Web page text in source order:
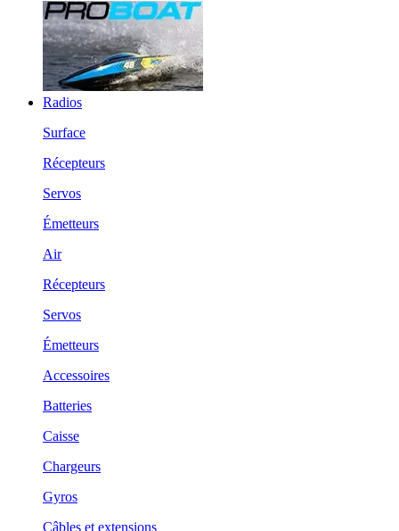
Radios
Surface
Récepteurs
Servos
Émetteurs
Air
Récepteurs
Servos
Émetteurs
Accessoires
Batteries
Caisse
Chargeurs
Gyros
Câbles et extensions